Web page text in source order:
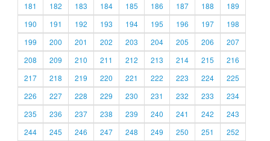
181
182 183 184 185 186 187 188
189
190
191 192 193 194 195 196 197
198
199
200 201 202 203 204 205 206
207
208
209 210 211 212 213 214 215
216
217
218 219 220 221 222 223 224
225
226
227 228 229 230 231 232 233
234
235
236 237 238 239 240 241 242
243
244
245 246 247 248 249 250 251 252